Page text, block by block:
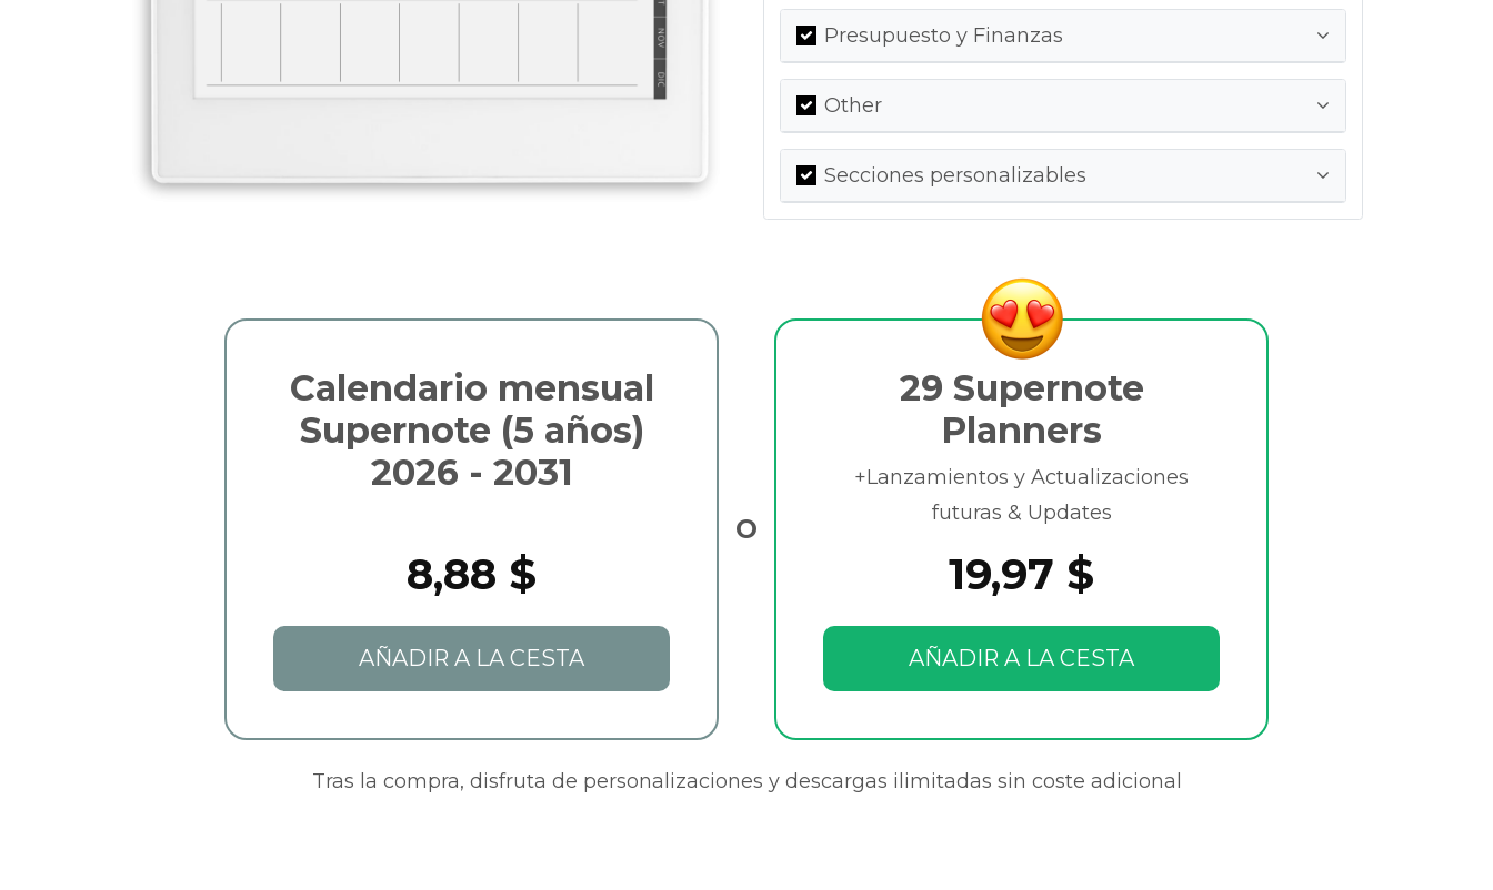
Presupuesto y Finanzas
Other
Secciones personalizables
Calendario mensual
Supernote (5 años)
2026 - 2031
8,88 $
AÑADIR A LA CESTA
O
29 Supernote
Planners
+Lanzamientos y Actualizaciones
futuras & Updates
19,97 $
AÑADIR A LA CESTA
Tras la compra, disfruta de personalizaciones y descargas ilimitadas sin coste adicional